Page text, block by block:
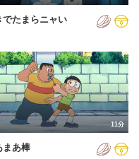
でたまらニャい
11分
まあ棒